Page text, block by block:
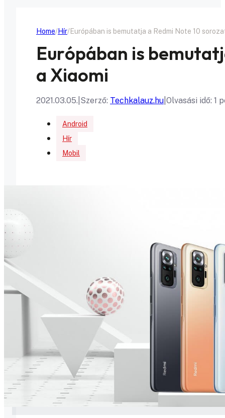
Home Hír Európában is bemutatja a Redmi Note 10
Európában is
a Xiaomi
2021.03.05. Szerző: Techkalauz.hu Olvasási idő: 1
Android
Hír
Mobil